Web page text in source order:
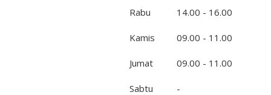
Rabu 14.00 - 16.00
Kamis 09.00 - 11.00
Jumat 09.00 - 11.00
Sabtu -